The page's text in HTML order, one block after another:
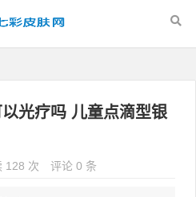
光疗吗 儿童点滴型银
128 次 评论 0 条